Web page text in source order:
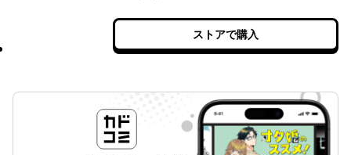
ストアで購入